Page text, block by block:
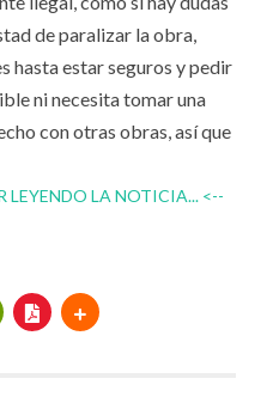
de paralizar la obra,
hasta estar seguros y pedir
ni necesita tomar una
con otras obras, así que
LEYENDO LA NOTICIA... <--